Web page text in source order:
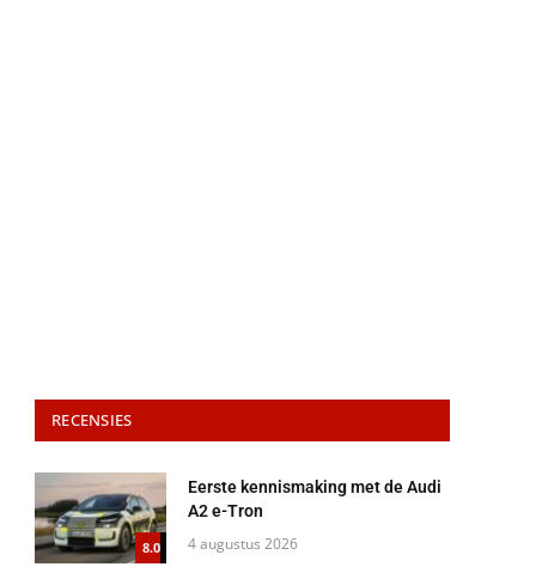
RECENSIES
8.0
Eerste kennismaking met de Audi
A2 e-Tron
4 augustus 2026